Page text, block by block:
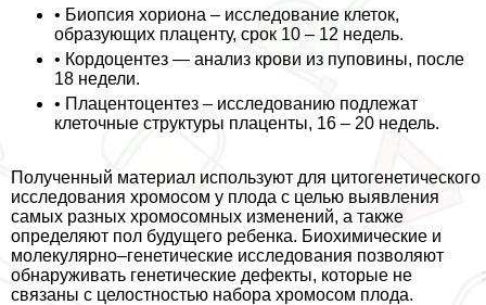
• Биопсия хориона – исследование клеток,
образующих плаценту, срок 10 – 12 недель.
• Кордоцентез — анализ крови из пуповины, после
18 недели.
• Плацентоцентез – исследованию подлежат
клеточные структуры плаценты, 16 – 20 недель.
Полученный материал используют для цитогенетического
исследования хромосом у плода с целью выявления
самых разных хромосомных изменений, а также
определяют пол будущего ребенка. Биохимические и
молекулярно–генетические исследования позволяют
обнаруживать генетические дефекты, которые не
связаны с целостностью набора хромосом плода.